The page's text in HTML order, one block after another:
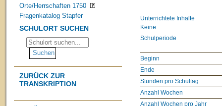
Orte/Herrschaften 1750
Fragenkatalog Stapfer
SCHULORT SUCHEN
ZURÜCK ZUR
TRANSKRIPTION
Unterrichtete Inhalte
Keine
Schulperiode
Beginn
Ende
Stunden pro Schultag
Anzahl Wochen
Anzahl Wochen pro Jahr